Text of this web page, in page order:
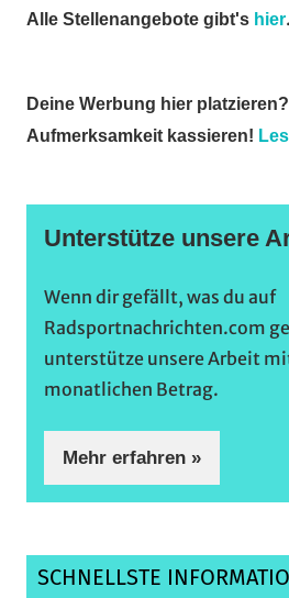
Alle Stellenangebote gibt's hier.
Deine Werbung hier
Aufmerksamkeit kassieren!
Unterstütze unsere
Wenn dir gefällt, was du auf
Radsportnachrichten.com
unterstütze unsere Arbeit
monatlichen Betrag.
Mehr erfahren »
SCHNELLSTE